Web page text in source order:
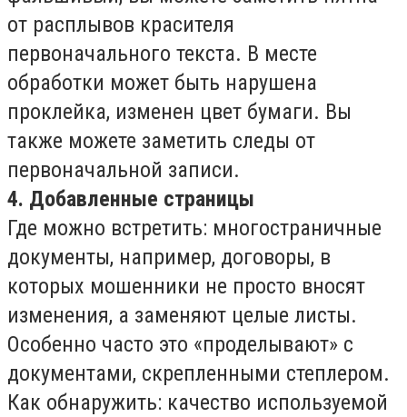
от расплывов красителя
первоначального текста. В месте
обработки может быть нарушена
проклейка, изменен цвет бумаги. Вы
также можете заметить следы от
первоначальной записи.
4. Добавленные страницы
Где можно встретить: многостраничные
документы, например, договоры, в
которых мошенники не просто вносят
изменения, а заменяют целые листы.
Особенно часто это «проделывают» с
документами, скрепленными степлером.
Как обнаружить: качество используемой